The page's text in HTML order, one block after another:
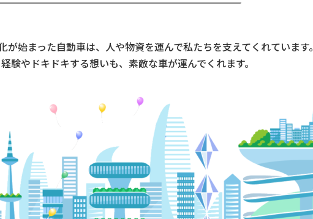
が始まった自動車は、人や物資を運んで私たちを支えてくれています。
験やドキドキする想いも、素敵な車が運んでくれます。